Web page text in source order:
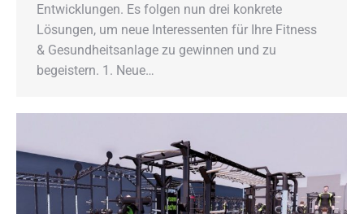
Entwicklungen. Es folgen nun drei konkrete
Lösungen, um neue Interessenten für Ihre Fitness
& Gesundheitsanlage zu gewinnen und zu
begeistern. 1. Neue…